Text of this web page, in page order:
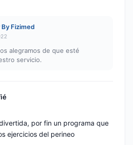
By Fizimed
alegramos de que esté
servicio.
por fin un programa que
ejercicios del perineo